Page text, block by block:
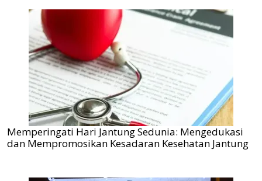
Memperingati Hari Jantung Sedunia: Mengedukasi
dan Mempromosikan Kesadaran Kesehatan Jantung